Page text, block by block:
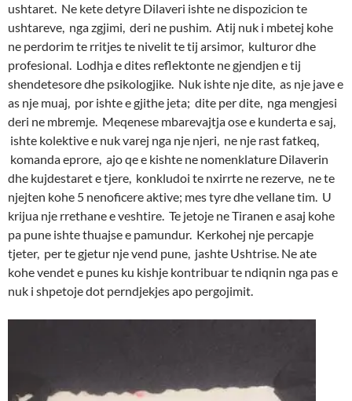
ushtaret. Ne kete detyre Dilaveri ishte ne dispozicion te
ushtareve, nga zgjimi, deri ne pushim. Atij nuk i mbetej kohe
ne perdorim te rritjes te nivelit te tij arsimor, kulturor dhe
profesional. Lodhja e dites reflektonte ne gjendjen e tij
shendetesore dhe psikologjike. Nuk ishte nje dite, as nje jave e
as nje muaj, por ishte e gjithe jeta; dite per dite, nga mengjesi
deri ne mbremje. Meqenese mbarevajtja ose e kunderta e saj,
ishte kolektive e nuk varej nga nje njeri, ne nje rast fatkeq,
komanda eprore, ajo qe e kishte ne nomenklature Dilaverin
dhe kujdestaret e tjere, konkludoi te nxirrte ne rezerve, ne te
njejten kohe 5 nenoficere aktive; mes tyre dhe vellane tim. U
krijua nje rrethane e veshtire. Te jetoje ne Tiranen e asaj kohe
pa pune ishte thuajse e pamundur. Kerkohej nje percapje
tjeter, per te gjetur nje vend pune, jashte Ushtrise. Ne ate
kohe vendet e punes ku kishje kontribuar te ndiqnin nga pas e
nuk i shpetoje dot perndjekjes apo pergojimit.